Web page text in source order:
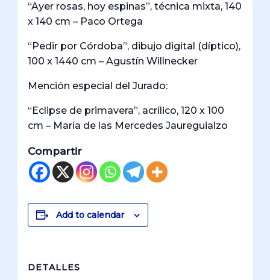
“Ayer rosas, hoy espinas”, técnica mixta, 140
x 140 cm – Paco Ortega
“Pedir por Córdoba”, dibujo digital (díptico),
100 x 1440 cm – Agustín Willnecker
Mención especial del Jurado:
“Eclipse de primavera”, acrílico, 120 x 100
cm – María de las Mercedes Jaureguialzo
Compartir
Add to calendar
DETALLES